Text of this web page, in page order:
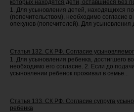
которых находятся дети, оставшиеся без
1. Для усыновления детей, находящихся
(попечительством), необходимо согласие
опекунов (попечителей). Для усыновления
Статья 132. СК РФ. Согласие
1. Для усыновления ребенка, достигшего
необходимо его согласие. 2. Если до
усыновлении ребенок проживал в семье...
Статья 133. СК РФ. Согласие супруга
ребенка